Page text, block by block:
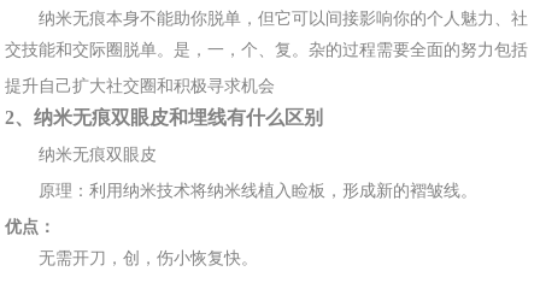
纳米无痕本身不能助你脱单，但它可以间接影响你的个人魅力、社
交技能和交际圈脱单。是，一，个、复。杂的过程需要全面的努力包括
提升自己扩大社交圈和积极寻求机会
2、纳米无痕双眼皮和埋线有什么区别
纳米无痕双眼皮
原理：利用纳米技术将纳米线植入睑板，形成新的褶皱线。
优点：
无需开刀，创，伤小恢复快。